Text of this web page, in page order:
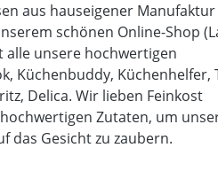
aus hauseigener Manufaktur
schönen Online-Shop
alle unsere hochwertigen
Küchenbuddy, Küchenhelfer,
Delica. Wir lieben Feinkost
Zutaten, um
das Gesicht zu zaubern.